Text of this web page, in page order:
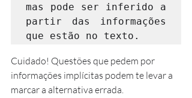
mas pode ser inferido a
partir das informações
que estão no texto.
Cuidado! Questões que pedem por
informações implícitas podem te levar a
marcar a alternativa errada.